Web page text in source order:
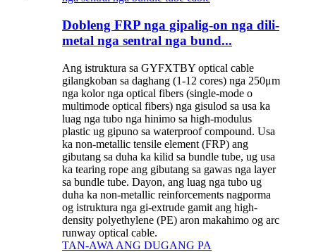
Dobleng FRP nga gipalig-on nga dili-
metal nga sentral nga bund...
Ang istruktura sa GYFXTBY optical cable
gilangkoban sa daghang (1-12 cores) nga 250μm
nga kolor nga optical fibers (single-mode o
multimode optical fibers) nga gisulod sa usa ka
luag nga tubo nga hinimo sa high-modulus
plastic ug gipuno sa waterproof compound. Usa
ka non-metallic tensile element (FRP) ang
gibutang sa duha ka kilid sa bundle tube, ug usa
ka tearing rope ang gibutang sa gawas nga layer
sa bundle tube. Dayon, ang luag nga tubo ug
duha ka non-metallic reinforcements nagporma
og istruktura nga gi-extrude gamit ang high-
density polyethylene (PE) aron makahimo og arc
runway optical cable.
TAN-AWA ANG DUGANG PA